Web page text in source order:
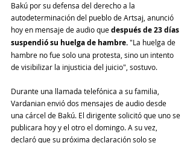
Bakú por su defensa del derecho a la
autodeterminación del pueblo de Artsaj, anunció
hoy en mensaje de audio que después de 23 días
suspendió su huelga de hambre. "La huelga de
hambre no fue solo una protesta, sino un intento
de visibilizar la injusticia del juicio", sostuvo.
Durante una llamada telefónica a su familia,
Vardanian envió dos mensajes de audio desde
una cárcel de Bakú. El dirigente solicitó que uno se
publicara hoy y el otro el domingo. A su vez,
declaró que su próxima declaración solo se